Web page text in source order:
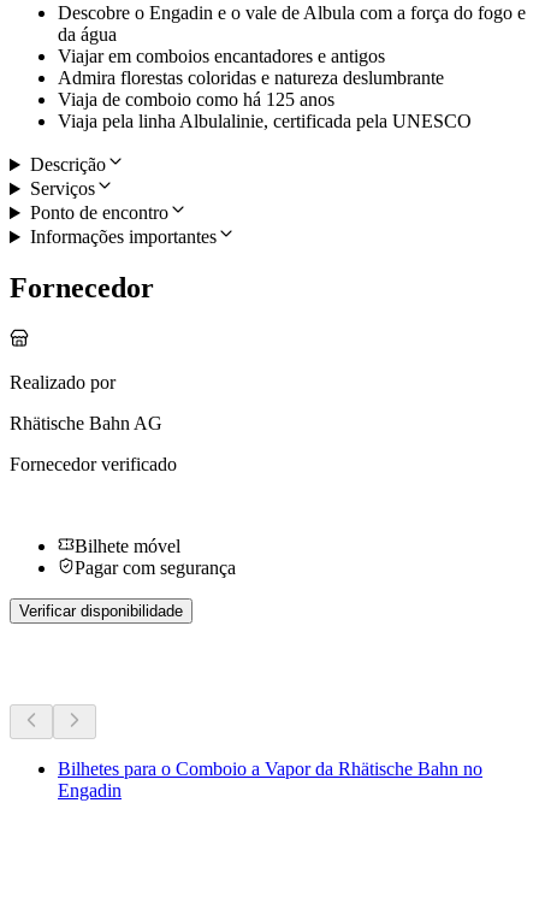
Descobre o Engadin e o vale de Albula com a força do fogo e
da água
Viajar em comboios encantadores e antigos
Admira florestas coloridas e natureza deslumbrante
Viaja de comboio como há 125 anos
Viaja pela linha Albulalinie, certificada pela UNESCO
Descrição
Serviços
Ponto de encontro
Informações importantes
Fornecedor
Realizado por
Rhätische Bahn AG
Fornecedor verificado
Bilhete móvel
Pagar com segurança
Verificar disponibilidade
Bilhetes para o Comboio a Vapor da Rhätische Bahn no
Engadin